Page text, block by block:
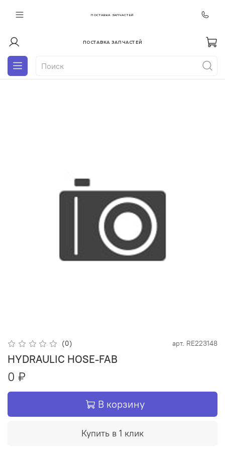
ПОСТАВКА ЗАПЧАСТЕЙ
ПОСТАВКА ЗАПЧАСТЕЙ
(0) арт. RE223148
HYDRAULIC HOSE-FAB
0 ₽
В корзину
Купить в 1 клик